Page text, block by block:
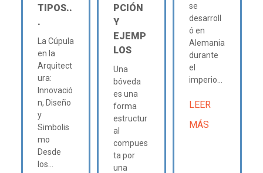
TIPOS..
.
La Cúpula
en la
Arquitect
ura:
Innovació
n, Diseño
y
Simbolis
mo
Desde
los...
PCIÓN
Y
EJEMP
LOS
Una
bóveda
es una
forma
estructur
al
compues
ta por
una
se
desarroll
ó en
Alemania
durante
el
imperio...
LEER
MÁS